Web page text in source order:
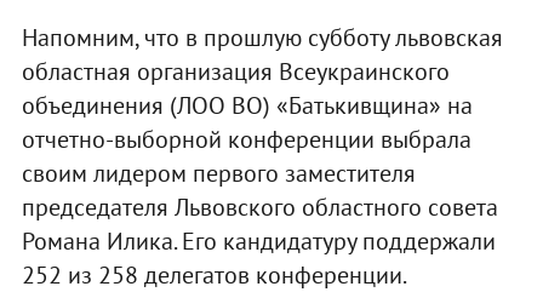
Напомним, что в прошлую субботу львовская
областная организация Всеукраинского
объединения (ЛОО ВО) «Батькивщина» на
отчетно-выборной конференции выбрала
своим лидером первого заместителя
председателя Львовского областного совета
Романа Илика. Его кандидатуру поддержали
252 из 258 делегатов конференции.